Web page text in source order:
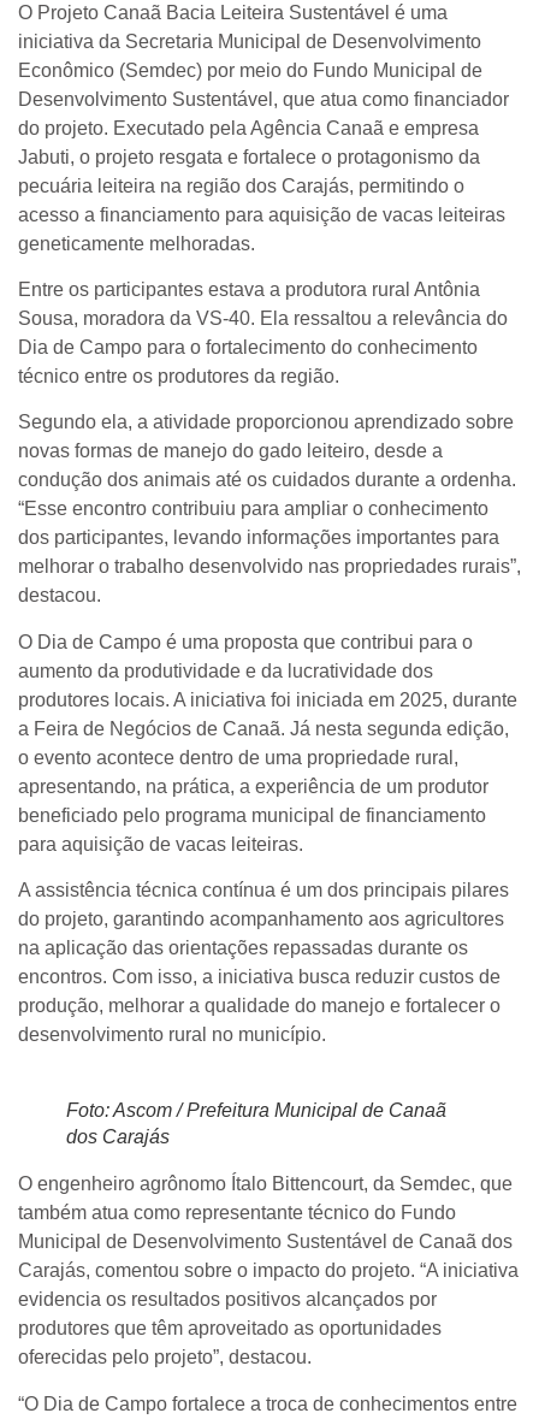
O Projeto Canaã Bacia Leiteira Sustentável é uma
iniciativa da Secretaria Municipal de Desenvolvimento
Econômico (Semdec) por meio do Fundo Municipal de
Desenvolvimento Sustentável, que atua como financiador
do projeto. Executado pela Agência Canaã e empresa
Jabuti, o projeto resgata e fortalece o protagonismo da
pecuária leiteira na região dos Carajás, permitindo o
acesso a financiamento para aquisição de vacas leiteiras
geneticamente melhoradas.
Entre os participantes estava a produtora rural Antônia
Sousa, moradora da VS-40. Ela ressaltou a relevância do
Dia de Campo para o fortalecimento do conhecimento
técnico entre os produtores da região.
Segundo ela, a atividade proporcionou aprendizado sobre
novas formas de manejo do gado leiteiro, desde a
condução dos animais até os cuidados durante a ordenha.
“Esse encontro contribuiu para ampliar o conhecimento
dos participantes, levando informações importantes para
melhorar o trabalho desenvolvido nas propriedades rurais”,
destacou.
O Dia de Campo é uma proposta que contribui para o
aumento da produtividade e da lucratividade dos
produtores locais. A iniciativa foi iniciada em 2025, durante
a Feira de Negócios de Canaã. Já nesta segunda edição,
o evento acontece dentro de uma propriedade rural,
apresentando, na prática, a experiência de um produtor
beneficiado pelo programa municipal de financiamento
para aquisição de vacas leiteiras.
A assistência técnica contínua é um dos principais pilares
do projeto, garantindo acompanhamento aos agricultores
na aplicação das orientações repassadas durante os
encontros. Com isso, a iniciativa busca reduzir custos de
produção, melhorar a qualidade do manejo e fortalecer o
desenvolvimento rural no município.
Foto: Ascom / Prefeitura Municipal de Canaã
dos Carajás
O engenheiro agrônomo Ítalo Bittencourt, da Semdec, que
também atua como representante técnico do Fundo
Municipal de Desenvolvimento Sustentável de Canaã dos
Carajás, comentou sobre o impacto do projeto. “A iniciativa
evidencia os resultados positivos alcançados por
produtores que têm aproveitado as oportunidades
oferecidas pelo projeto”, destacou.
“O Dia de Campo fortalece a troca de conhecimentos entre